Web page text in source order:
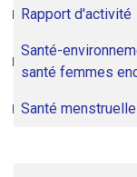
Rapport d'activité
Santé-
santé femmes
Santé menstruelle